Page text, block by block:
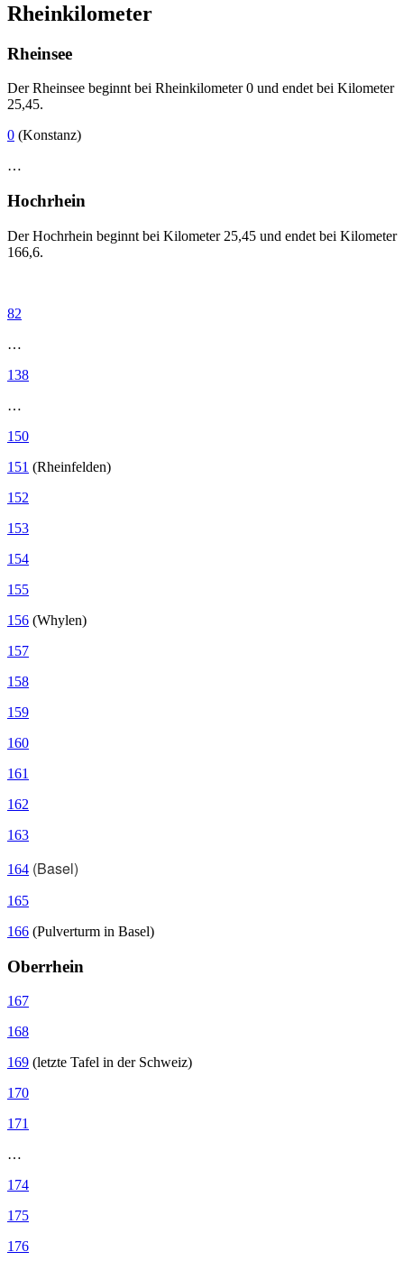
Rheinkilometer
Rheinsee
Der Rheinsee beginnt bei Rheinkilometer 0 und endet bei Kilometer
25,45.
0 (Konstanz)
…
Hochrhein
Der Hochrhein beginnt bei Kilometer 25,45 und endet bei Kilometer
166,6.
82
…
138
…
150
151 (Rheinfelden)
152
153
154
155
156 (Whylen)
157
158
159
160
161
162
163
164 (Basel)
165
166 (Pulverturm in Basel)
Oberrhein
167
168
169 (letzte Tafel in der Schweiz)
170
171
…
174
175
176